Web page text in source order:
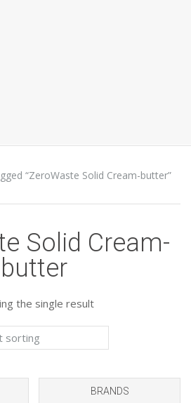
“ZeroWaste Solid Cream-butter”
Solid Cream-
butter
the single result
BRANDS